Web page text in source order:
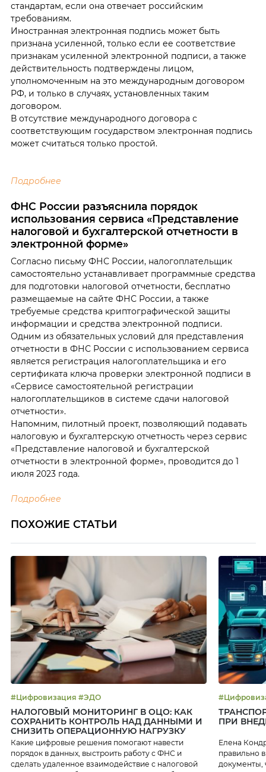
стандартам, если она отвечает российским
требованиям.
Иностранная электронная подпись может быть
признана усиленной, только если ее соответствие
признакам усиленной электронной подписи, а также
действительность подтверждены лицом,
уполномоченным на это международным договором
РФ, и только в случаях, установленных таким
договором.
В отсутствие международного договора с
соответствующим государством электронная подпись
может считаться только простой.
Подробнее
ФНС России разъяснила порядок
использования сервиса «Представление
налоговой и бухгалтерской отчетности в
электронной форме»
Согласно письму ФНС России, налогоплательщик
самостоятельно устанавливает программные средства
для подготовки налоговой отчетности, бесплатно
размещаемые на сайте ФНС России, а также
требуемые средства криптографической защиты
информации и средства электронной подписи.
Одним из обязательных условий для представления
отчетности в ФНС России с использованием сервиса
является регистрация налогоплательщика и его
сертификата ключа проверки электронной подписи в
«Сервисе самостоятельной регистрации
налогоплательщиков в системе сдачи налоговой
отчетности».
Напомним, пилотный проект, позволяющий подавать
налоговую и бухгалтерскую отчетность через сервис
«Представление налоговой и бухгалтерской
отчетности в электронной форме», проводится до 1
июля 2023 года.
Подробнее
ПОХОЖИЕ СТАТЬИ
#Цифровизация #ЭДО
НАЛОГОВЫЙ МОНИТОРИНГ В ОЦО: КАК
СОХРАНИТЬ КОНТРОЛЬ НАД ДАННЫМИ И
СНИЗИТЬ ОПЕРАЦИОННУЮ НАГРУЗКУ
Какие цифровые решения помогают навести
порядок в данных, выстроить работу с ФНС и
сделать удаленное взаимодействие с налоговой
ПРИ
Елена
правильно
документы,